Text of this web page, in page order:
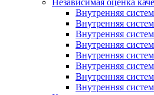
Независимая оценка
Внутренняя
Внутренняя
Внутренняя
Внутренняя
Внутренняя
Внутренняя
Внутренняя
Внутренняя